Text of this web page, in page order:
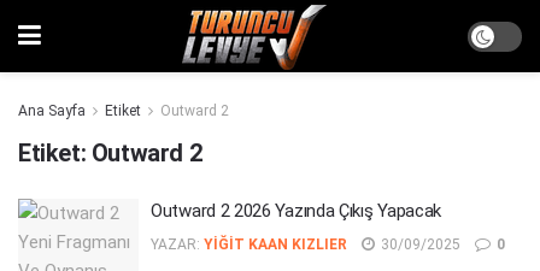
Ana Sayfa Etiket Outward 2
Etiket: Outward 2
Outward 2 2026 Yazında Çıkış Yapacak
YAZAR: YIĞIT KAAN KIZLIER 30/09/2025 0